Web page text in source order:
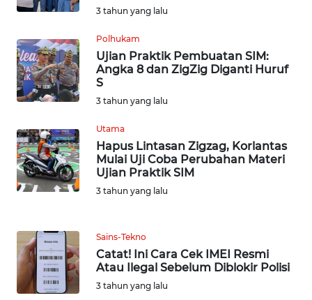
3 tahun yang lalu
Polhukam
Ujian Praktik Pembuatan SIM:
Angka 8 dan ZigZig Diganti Huruf
S
3 tahun yang lalu
Utama
Hapus Lintasan Zigzag, Korlantas
Mulai Uji Coba Perubahan Materi
Ujian Praktik SIM
3 tahun yang lalu
Sains-Tekno
Catat! Ini Cara Cek IMEI Resmi
Atau Ilegal Sebelum Diblokir Polisi
3 tahun yang lalu
NUSANTARA
WN
JOGJA
WN
WN
BALI
WN
KALTENG